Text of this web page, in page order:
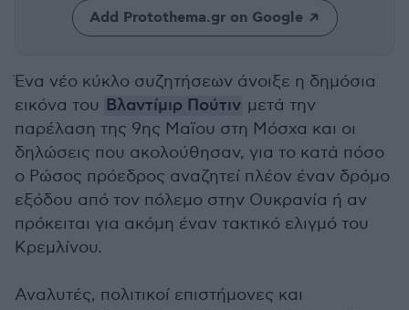
Add Protothema.gr on Google
Ένα νέο κύκλο συζητήσεων άνοιξε η δημόσια
εικόνα του Βλαντίμιρ Πούτιν μετά την
παρέλαση της 9ης Μαϊου στη Μόσχα και οι
δηλώσεις που ακολούθησαν, για το κατά πόσο
ο Ρώσος πρόεδρος αναζητεί πλέον έναν δρόμο
εξόδου από τον πόλεμο στην Ουκρανία ή αν
πρόκειται για ακόμη έναν τακτικό ελιγμό του
Κρεμλίνου.
Αναλυτές, πολιτικοί επιστήμονες και